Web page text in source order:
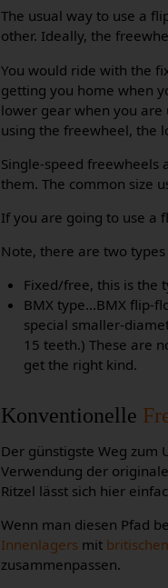
The usual way to use a
other. Ideally, the
You would ride with the
getting you home when
lower gear when you are
using the freewheel, the
Single-speed freewheels
them. The common size
If you are going to use a
Note, there are two
Fixed/free, this is the
BMX type...BMX flip-
special smaller-
15 teeth.) These are
get the right kind.
Konventionelle
Der günstigste Weg zum
Verwendung der
Ritzel lässt sich hier
Wenn man diesen Pfad
Innenlagers mit
zusammenpassen.